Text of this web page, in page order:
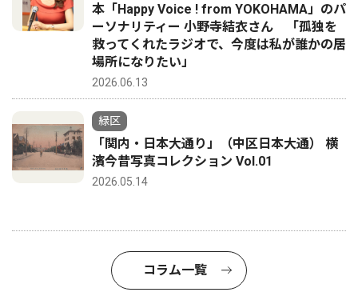
本「Happy Voice ! from YOKOHAMA」のパ
ーソナリティー 小野寺結衣さん 「孤独を
救ってくれたラジオで、今度は私が誰かの居
場所になりたい」
2026.06.13
緑区
「関内・日本大通り」（中区日本大通） 横
濱今昔写真コレクション Vol.01
2026.05.14
コラム一覧